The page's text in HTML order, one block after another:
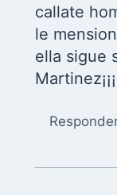
callate
le
ella sigue
Martinez¡¡¡